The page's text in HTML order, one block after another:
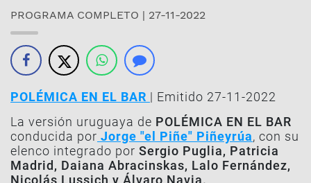
PROGRAMA COMPLETO | 27-11-2022
POLÉMICA EN EL BAR | Emitido 27-11-2022
La versión uruguaya de POLÉMICA EN EL BAR
conducida por Jorge "el Piñe" Piñeyrúa, con su
elenco integrado por Sergio Puglia, Patricia
Madrid, Daiana Abracinskas, Lalo Fernández,
Nicolás Lussich y Álvaro Navia.